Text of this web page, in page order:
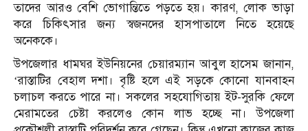
তাদের আরও বেশি ভোগান্তিতে পড়তে হয়। কারণ, লোক ভাড়া
করে চিকিৎসার জন্য স্বজনদের হাসপাতালে নিতে হয়েছে
অনেককে।
উপজেলার ধামঘর ইউনিয়নের চেয়ারম্যান আবুল হাসেম জানান,
‘রাস্তাটির বেহাল দশা। বৃষ্টি হলে এই সড়কে কোনো যানবাহন
চলাচল করতে পারে না। সকলের সহযোগিতায় ইট-সুরকি ফেলে
মেরামতের চেষ্টা করলেও কোন লাভ হচ্ছে না। উপজেলা